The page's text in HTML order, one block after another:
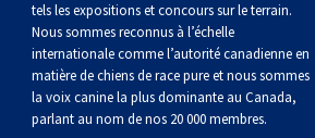
tels les expositions et concours sur le terrain.
Nous sommes reconnus à l’échelle
internationale comme l’autorité canadienne en
matière de chiens de race pure et nous sommes
la voix canine la plus dominante au Canada,
parlant au nom de nos 20 000 membres.